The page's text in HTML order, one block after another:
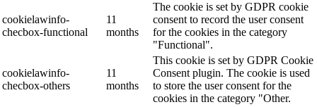
cookielawinfo-
checbox-functional
11
months
The cookie is set by GDPR cookie
consent to record the user consent
for the cookies in the category
"Functional".
cookielawinfo-
checbox-others
11
months
This cookie is set by GDPR Cookie
Consent plugin. The cookie is used
to store the user consent for the
cookies in the category "Other.